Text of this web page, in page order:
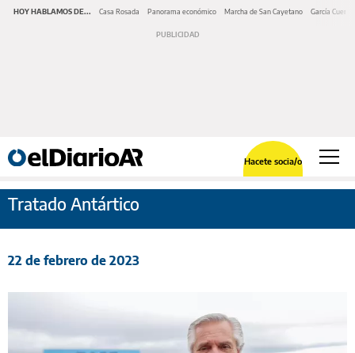
HOY HABLAMOS DE... Casa Rosada Panorama económico Marcha de San Cayetano García Cuerva
Hacete socia/o
Tratado Antártico
22 de febrero de 2023